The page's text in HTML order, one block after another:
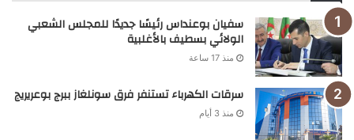
سفيان بوعنداس رئيسًا جديدًا للمجلس الشعبي
الولائي بسطيف بالأغلبية
منذ 17 ساعة
سرقات الكهرباء تستنفر فرق سونلغاز ببرج بوعريريج
منذ 3 أيام